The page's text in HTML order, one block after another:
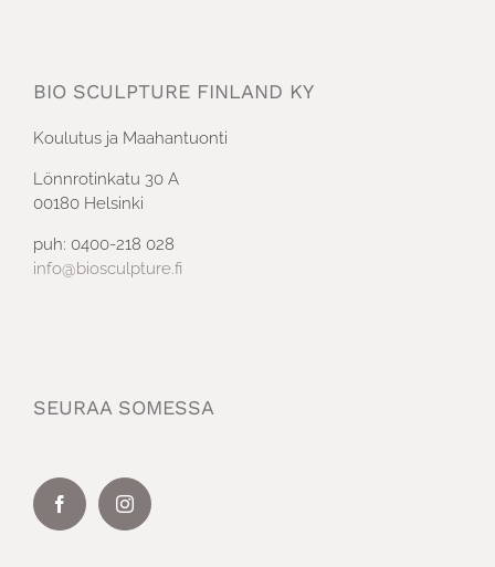
BIO SCULPTURE FINLAND KY
Koulutus ja Maahantuonti
Lönnrotinkatu 30 A
00180 Helsinki
puh: 0400-218 028
info@biosculpture.fi
SEURAA SOMESSA